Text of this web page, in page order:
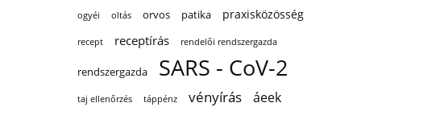
ogyéi oltás orvos patika praxisközösség
recept receptírás rendelői rendszergazda
rendszergazda SARS - CoV-2
taj ellenőrzés táppénz vényírás áeek